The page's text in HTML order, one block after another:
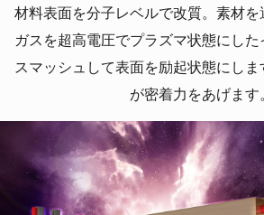
材料表面を分子レベルで改質。素材
ガスを超高電圧でプラズマ状態にし
スマッシュして表面を励起状態にし
が密着力をあげます。